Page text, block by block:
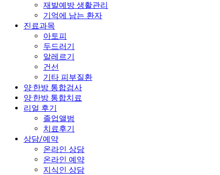
재발예방 생활관리
기억에 남는 환자
진료과목
아토피
두드러기
알레르기
건선
기타 피부질환
양·한방 통합검사
양·한방 통합치료
리얼 후기
졸업앨범
치료후기
상담/예약
온라인 상담
온라인 예약
지식인 상담